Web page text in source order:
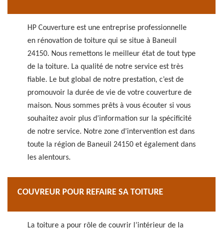
HP Couverture est une entreprise professionnelle
en rénovation de toiture qui se situe à Baneuil
24150. Nous remettons le meilleur état de tout type
de la toiture. La qualité de notre service est très
fiable. Le but global de notre prestation, c’est de
promouvoir la durée de vie de votre couverture de
maison. Nous sommes prêts à vous écouter si vous
souhaitez avoir plus d’information sur la spécificité
de notre service. Notre zone d’intervention est dans
toute la région de Baneuil 24150 et également dans
les alentours.
COUVREUR POUR REFAIRE SA TOITURE
La toiture a pour rôle de couvrir l’intérieur de la